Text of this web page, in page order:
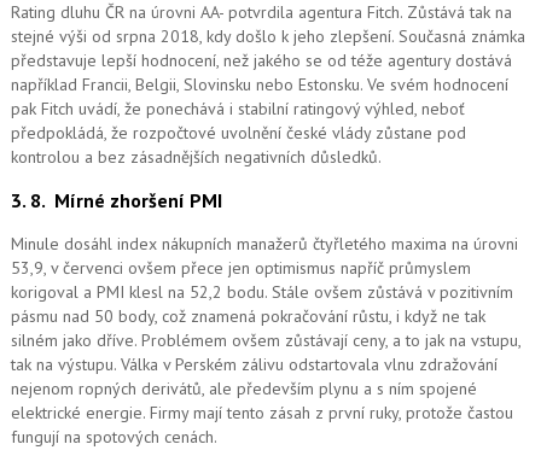
Rating dluhu ČR na úrovni AA- potvrdila agentura Fitch. Zůstává tak na
stejné výši od srpna 2018, kdy došlo k jeho zlepšení. Současná známka
představuje lepší hodnocení, než jakého se od téže agentury dostává
například Francii, Belgii, Slovinsku nebo Estonsku. Ve svém hodnocení
pak Fitch uvádí, že ponechává i stabilní ratingový výhled, neboť
předpokládá, že rozpočtové uvolnění české vlády zůstane pod
kontrolou a bez zásadnějších negativních důsledků.
3. 8. Mírné zhoršení PMI
Minule dosáhl index nákupních manažerů čtyřletého maxima na úrovni
53,9, v červenci ovšem přece jen optimismus napříč průmyslem
korigoval a PMI klesl na 52,2 bodu. Stále ovšem zůstává v pozitivním
pásmu nad 50 body, což znamená pokračování růstu, i když ne tak
silném jako dříve. Problémem ovšem zůstávají ceny, a to jak na vstupu,
tak na výstupu. Válka v Perském zálivu odstartovala vlnu zdražování
nejenom ropných derivátů, ale především plynu a s ním spojené
elektrické energie. Firmy mají tento zásah z první ruky, protože častou
fungují na spotových cenách.